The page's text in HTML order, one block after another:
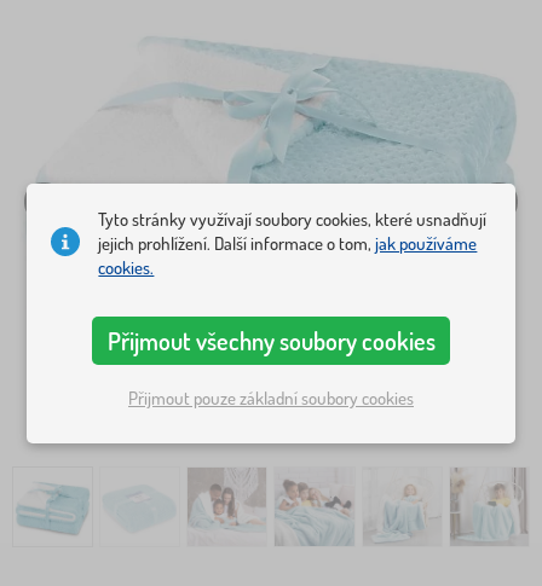
Tyto stránky využívají soubory cookies, které usnadňují
jejich prohlížení. Další informace o tom,jak používáme
cookies.
Přijmout všechny soubory cookies
Přijmout pouze základní soubory cookies